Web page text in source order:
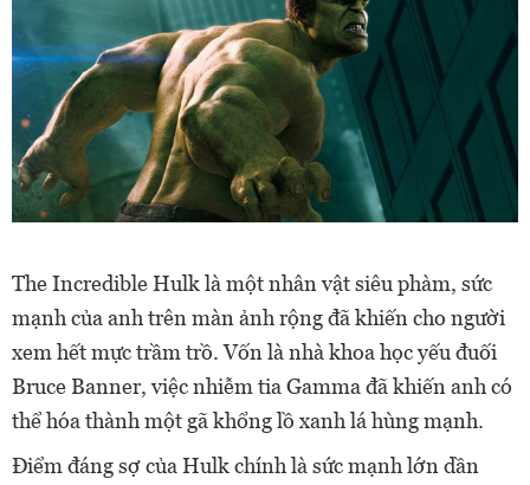
The Incredible Hulk là một nhân vật siêu phàm, sức
mạnh của anh trên màn ảnh rộng đã khiến cho người
xem hết mực trầm trồ. Vốn là nhà khoa học yếu đuối
Bruce Banner, việc nhiễm tia Gamma đã khiến anh có
thể hóa thành một gã khổng lồ xanh lá hùng mạnh.
Điểm đáng sợ của Hulk chính là sức mạnh lớn dần